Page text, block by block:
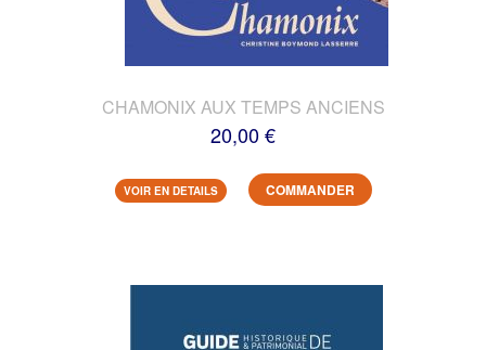
CHAMONIX AUX TEMPS ANCIENS
20,00 €
VOIR EN DETAILS COMMANDER